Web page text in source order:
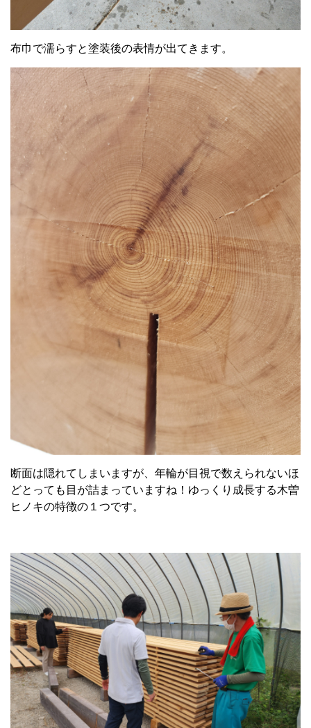
布巾で濡らすと塗装後の表情が出てきます。
断面は隠れてしまいますが、年輪が目視で数えられないほ
どとっても目が詰まっていますね！ゆっくり成長する木曽
ヒノキの特徴の１つです。